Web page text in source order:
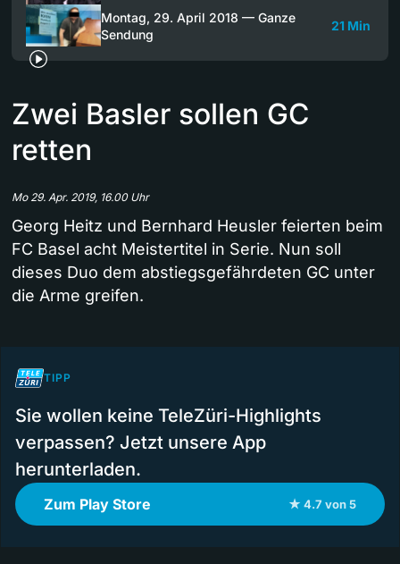
Montag, 29. April 2018 — Ganze
Sendung
21 Min
Zwei Basler sollen GC
retten
Mo 29. Apr. 2019, 16.00 Uhr
Georg Heitz und Bernhard Heusler feierten beim
FC Basel acht Meistertitel in Serie. Nun soll
dieses Duo dem abstiegsgefährdeten GC unter
die Arme greifen.
TIPP
Sie wollen keine TeleZüri-Highlights
verpassen? Jetzt unsere App
herunterladen.
Zum Play Store ★ 4.7 von 5